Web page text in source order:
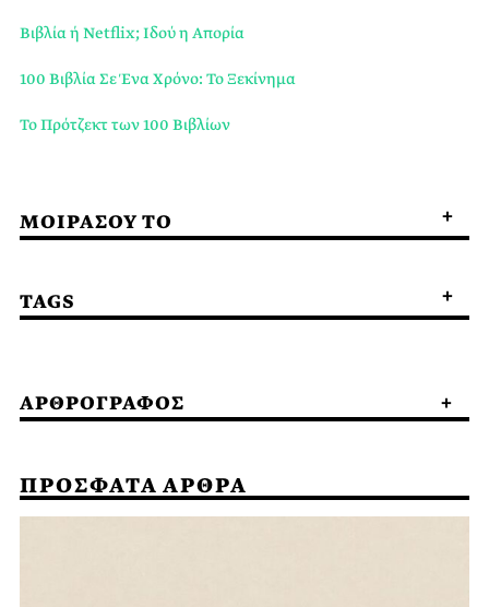
Βιβλία ή Netflix; Ιδού η Απορία
100 Βιβλία Σε Ένα Χρόνο: Το Ξεκίνημα
To Πρότζεκτ των 100 Βιβλίων
ΜΟΙΡΑΣΟΥ ΤΟ
TAGS
ΑΡΘΡΟΓΡΑΦΟΣ
ΠΡΟΣΦΑΤΑ ΑΡΘΡΑ